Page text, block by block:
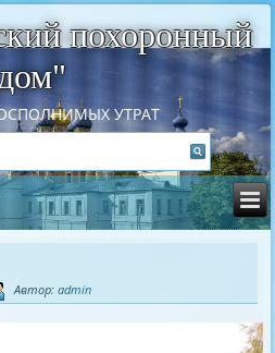
похоронный
УТРАТ
Автор: admin